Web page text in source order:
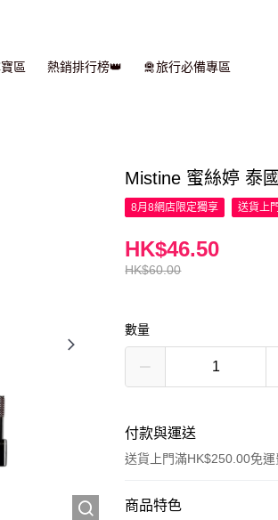
區 熱銷排行榜👑 🛅旅行必備專區
Mistine 蜜絲婷 泰
8月8網店限定獨享 送貨上
HK$60.00
HK$46.50
數量
付款與運送
送貨上門滿HK$250.00免運
付款方式
商品特色